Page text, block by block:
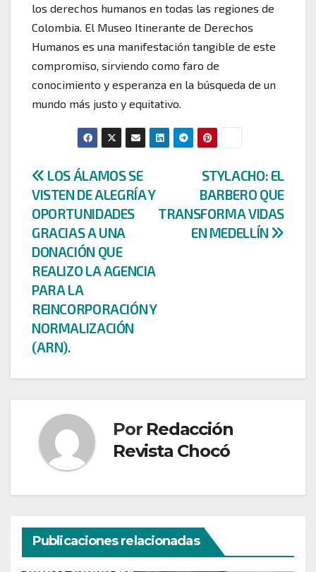
los derechos humanos en todas las regiones de
Colombia. El Museo Itinerante de Derechos
Humanos es una manifestación tangible de este
compromiso, sirviendo como faro de
conocimiento y esperanza en la búsqueda de un
mundo más justo y equitativo.
Navegación
de
entradas
STYLACHO: EL
BARBERO QUE
TRANSFORMA VIDAS
EN MEDELLÍN
LOS ÁLAMOS SE
VISTEN DE ALEGRÍA Y
OPORTUNIDADES
GRACIAS A UNA
DONACIÓN QUE
REALIZO LA AGENCIA
PARA LA
REINCORPORACIÓN Y
NORMALIZACIÓN
(ARN).
Por Redacción
Revista Chocó
Publicaciones relacionadas